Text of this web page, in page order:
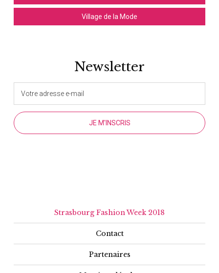
Village de la Mode
Newsletter
Strasbourg Fashion Week 2018
Contact
Partenaires